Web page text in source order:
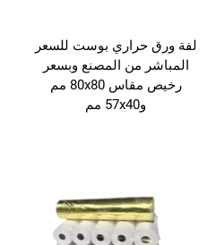
لفة ورق حراري بوست للسعر
المباشر من المصنع وبسعر
رخيص مقاس 80x80 مم
و57x40 مم